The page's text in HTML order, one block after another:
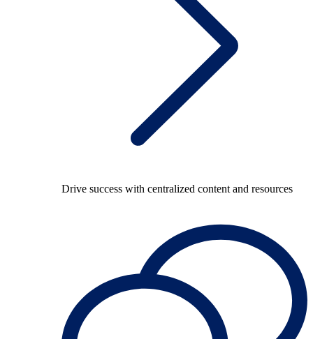
Drive success with centralized content and resources